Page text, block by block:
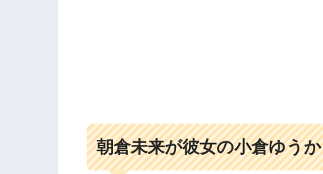
朝倉未来が彼女の小倉ゆう